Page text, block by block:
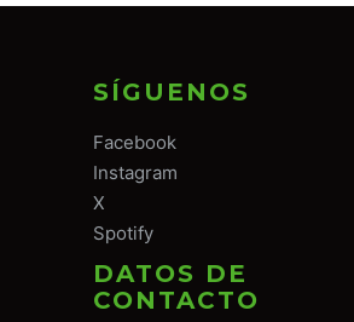
SÍGUENOS
Facebook
Instagram
X
Spotify
DATOS DE
CONTACTO